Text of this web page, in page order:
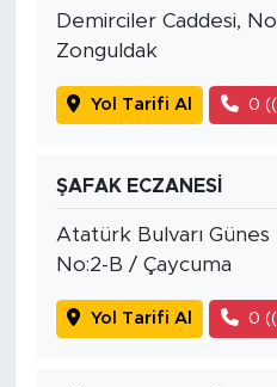
Demirciler Caddesi,
Zonguldak
Yol Tarifi Al 0
ŞAFAK ECZANESİ
Atatürk Bulvarı
No:2-B / Çaycuma
Yol Tarifi Al 0